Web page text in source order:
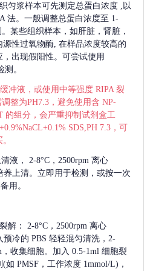
匀浆样本可先测定总蛋白浓度
,以
法。一般调整总蛋白浓度至 1-
某些组织样本，如肝脏，肾脏，
性过氧物酶, 在样品浓度较高的
出现假阳性。可尝试使用
。
冲液，或使用中等强度 RIPA 裂
整为PH7.3，避免使用含 NP-
的组分，会严重抑制试剂盒工
SDS,PH 7.3，可
液，
2-8°C，2500rpm 离心
养上清。立即用于检测，或按一次
用。
解：
2-8°C，2500rpm 离心
冷的 PBS 轻轻混匀清洗，2-
，收集细胞。加入 0.5-1ml 细胞裂
PMSF，工作浓度 1mmol/L)，